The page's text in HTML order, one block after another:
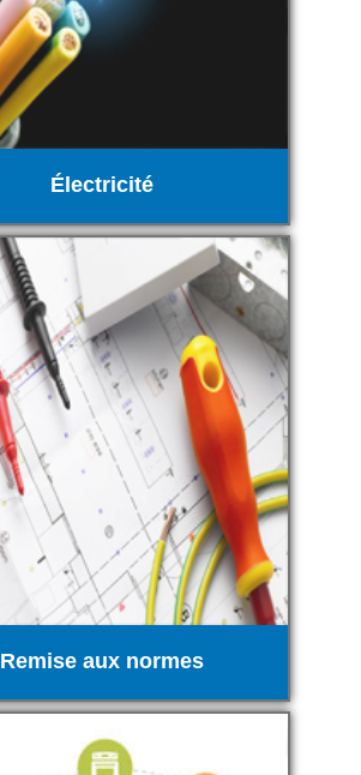
Électricité
Remise aux normes